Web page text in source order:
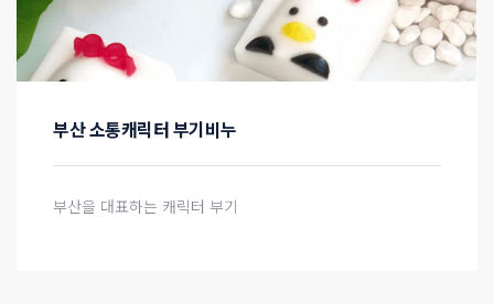
부산 소통캐릭터 부기비누
부산을 대표하는 캐릭터 부기